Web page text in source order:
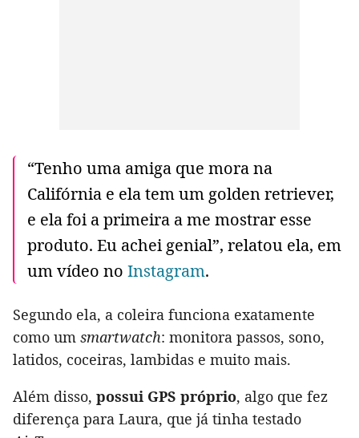
“Tenho uma amiga que mora na
Califórnia e ela tem um golden retriever,
e ela foi a primeira a me mostrar esse
produto. Eu achei genial”, relatou ela, em
um vídeo no Instagram.
Segundo ela, a coleira funciona exatamente
como um smartwatch: monitora passos, sono,
latidos, coceiras, lambidas e muito mais.
Além disso, possui GPS próprio, algo que fez
diferença para Laura, que já tinha testado